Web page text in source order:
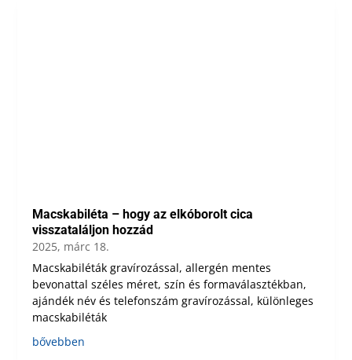
Macskabiléta – hogy az elkóborolt cica
visszataláljon hozzád
2025, márc 18.
Macskabiléták gravírozással, allergén mentes
bevonattal széles méret, szín és formaválasztékban,
ajándék név és telefonszám gravírozással, különleges
macskabiléták
bővebben